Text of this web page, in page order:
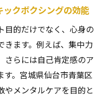
クボクシングの効能
目的だけでなく、心身の
きます。例えば、集中力
さらには自己肯定感のア
す。宮城県仙台市青葉区
やメンタルケアを目的と